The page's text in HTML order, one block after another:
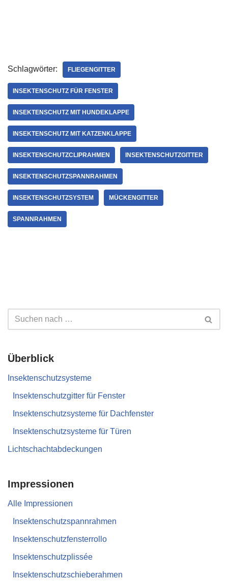
Schlagwörter: FLIEGENGITTER
INSEKTENSCHUTZ FÜR FENSTER
INSEKTENSCHUTZ MIT HUNDEKLAPPE
INSEKTENSCHUTZ MIT KATZENKLAPPE
INSEKTENSCHUTZCLIPRAHMEN INSEKTENSCHUTZGITTER
INSEKTENSCHUTZSPANNRAHMEN
INSEKTENSCHUTZSYSTEM MÜCKENGITTER
SPANNRAHMEN
Überblick
Insektenschutzsysteme
Insektenschutzgitter für Fenster
Insektenschutzsysteme für Dachfenster
Insektenschutzsysteme für Türen
Lichtschachtabdeckungen
Impressionen
Alle Impressionen
Insektenschutzspannrahmen
Insektenschutzfensterrollo
Insektenschutzplissée
Insektenschutzschieberahmen